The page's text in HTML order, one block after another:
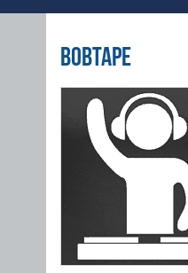
BobTape